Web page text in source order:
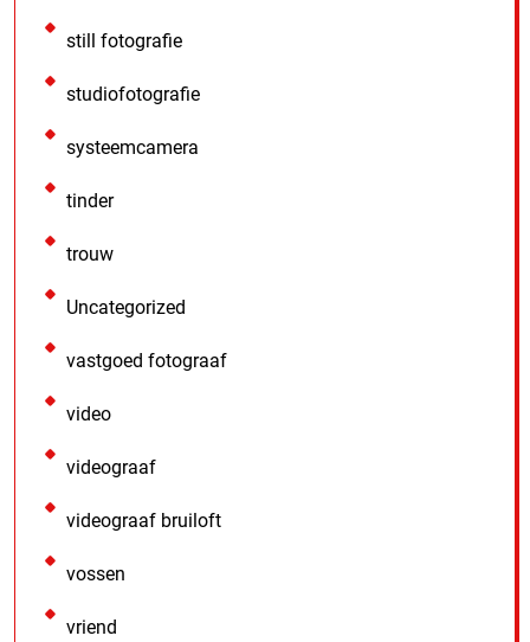
still fotografie
studiofotografie
systeemcamera
tinder
trouw
Uncategorized
vastgoed fotograaf
video
videograaf
videograaf bruiloft
vossen
vriend